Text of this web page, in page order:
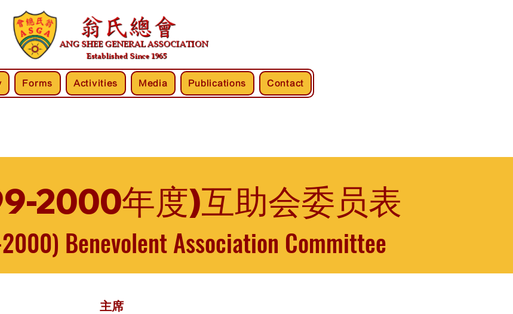
Forms Activities Media Publications Contact
2000年度)互助会委员表
Benevolent Association Committee
主席